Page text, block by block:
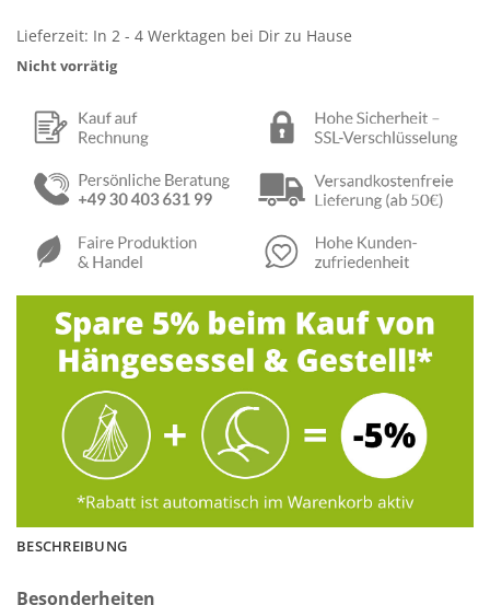
Lieferzeit: In 2 - 4 Werktagen bei Dir zu Hause
Nicht vorrätig
BESCHREIBUNG
Besonderheiten